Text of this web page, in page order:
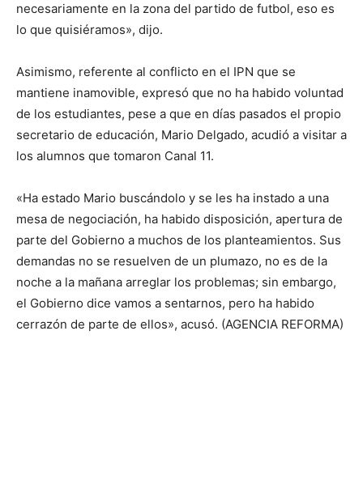
necesariamente en la zona del partido de futbol, eso es
lo que quisiéramos», dijo.
Asimismo, referente al conflicto en el IPN que se
mantiene inamovible, expresó que no ha habido voluntad
de los estudiantes, pese a que en días pasados el propio
secretario de educación, Mario Delgado, acudió a visitar a
los alumnos que tomaron Canal 11.
«Ha estado Mario buscándolo y se les ha instado a una
mesa de negociación, ha habido disposición, apertura de
parte del Gobierno a muchos de los planteamientos. Sus
demandas no se resuelven de un plumazo, no es de la
noche a la mañana arreglar los problemas; sin embargo,
el Gobierno dice vamos a sentarnos, pero ha habido
cerrazón de parte de ellos», acusó. (AGENCIA REFORMA)